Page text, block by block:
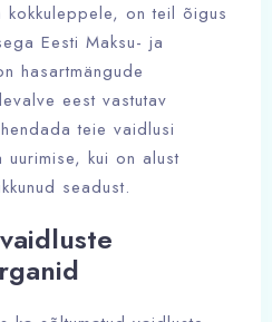
on teil õigus
Eesti Maksu- ja
hasartmängude
eest vastutav
teie vaidlusi
kui on alust
seadust.